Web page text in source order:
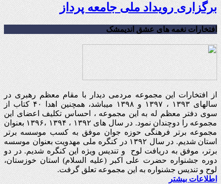
برگزاری رویداد ملی جامعه پرداز
افتخارات نغمه های عشق اندیمشک
از افتخارات این مجموعه مردمی دیدار با مقام معظم رهبری در
سالهای ۱۳۹۳ ، ۱۳۹۷ و ۱۳۹۸ میباشد، همچنین اهدا ۴۰ کتاب از
سوی دفتر معظم له به این مجموعه ، احساس تکلیف اعضای این
مجموعه را دوچندان نمود. در سال های ۱۳۹۲ ، ۱۳۹۴ ،۱۳۹۶ بعنوان
مجموعه برتر فرهنگی حوزه جوان موفق به کسب موسسه برتر
استان شدیم. در سال ۱۳۹۲ در کنگره ملی مهدویت بعنوان موسسه
برتر، موفق به دریافت لوح و تندیس ویژه این کنگره شدیم. در دو
دوره جشنواره حضرت علی اکبر (علیه السلام) استان خوزستان،
لوح و تندیس جشنواره به این مجموعه تعلق گرفت.
اطلاعات بیشتر